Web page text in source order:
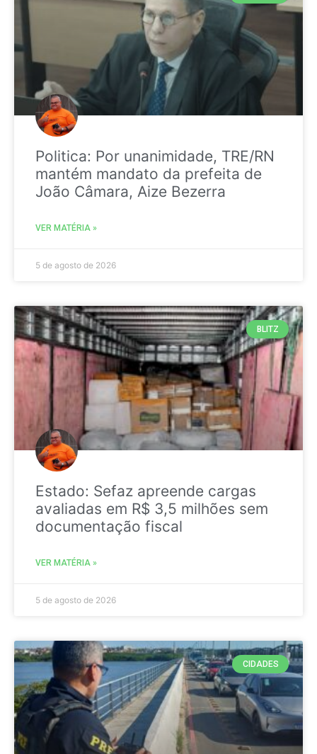
Politica: Por unanimidade, TRE/RN
mantém mandato da prefeita de
João Câmara, Aize Bezerra
VER MATÉRIA »
5 de agosto de 2026
BLITZ
Estado: Sefaz apreende cargas
avaliadas em R$ 3,5 milhões sem
documentação fiscal
VER MATÉRIA »
5 de agosto de 2026
CIDADES